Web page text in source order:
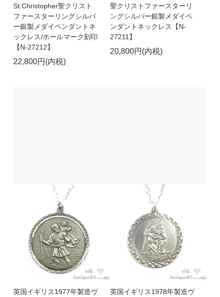
St.Christopher聖クリスト
ファースターリングシルバ
ー銀製メダイペンダントネ
ックレス/ホールマーク刻印
【N-27212】
22,800円(内税)
聖クリストファースターリ
ングシルバー銀製メダイペ
ンダントネックレス【N-
27211】
20,800円(内税)
英国イギリス1977年製造ヴ
英国イギリス1978年製造ヴ